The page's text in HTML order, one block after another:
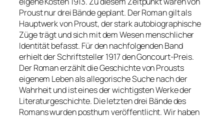
Proust nur drei Bände geplant. Der Roman gilt als
Hauptwerk von Proust, der stark autobiographische
Züge trägt und sich mit dem Wesen menschlicher
Identität befasst. Für den nachfolgenden Band
erhielt der Schriftsteller 1917 den Goncourt-Preis.
Der Roman erzählt die Geschichte von Prousts
eigenem Leben als allegorische Suche nach der
Wahrheit und ist eines der wichtigsten Werke der
Literaturgeschichte. Die letzten drei Bände des
Romans wurden posthum veröffentlicht. Wir haben